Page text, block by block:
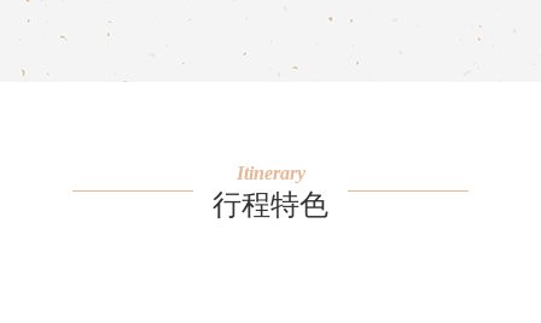
Itinerary
行程特色